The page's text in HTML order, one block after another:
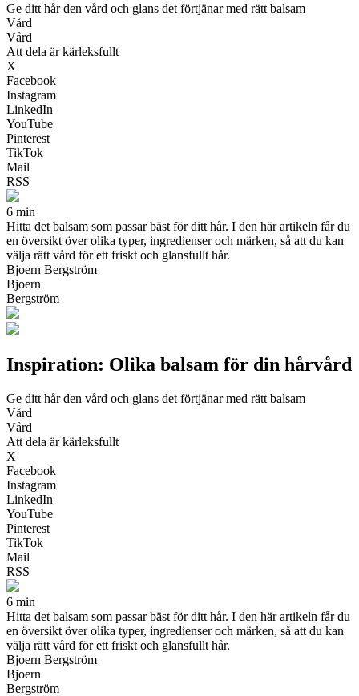
Ge ditt hår den vård och glans det förtjänar med rätt balsam
Vård
Vård
Att dela är kärleksfullt
X
Facebook
Instagram
LinkedIn
YouTube
Pinterest
TikTok
Mail
RSS
6 min
Hitta det balsam som passar bäst för ditt hår. I den här artikeln får du
en översikt över olika typer, ingredienser och märken, så att du kan
välja rätt vård för ett friskt och glansfullt hår.
Bjoern Bergström
Bjoern
Bergström
Inspiration: Olika balsam för din hårvård
Ge ditt hår den vård och glans det förtjänar med rätt balsam
Vård
Vård
Att dela är kärleksfullt
X
Facebook
Instagram
LinkedIn
YouTube
Pinterest
TikTok
Mail
RSS
6 min
Hitta det balsam som passar bäst för ditt hår. I den här artikeln får du
en översikt över olika typer, ingredienser och märken, så att du kan
välja rätt vård för ett friskt och glansfullt hår.
Bjoern Bergström
Bjoern
Bergström